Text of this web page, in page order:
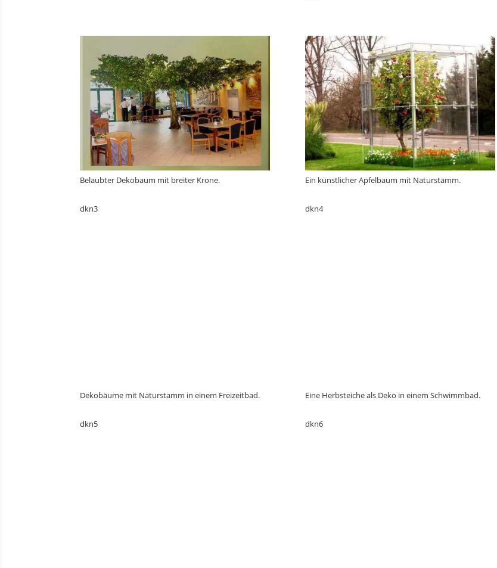
Belaubter Dekobaum mit breiter Krone.
dkn3
Ein künstlicher Apfelbaum mit Naturstamm.
dkn4
Dekobäume mit Naturstamm in einem Freizeitbad.
dkn5
Eine Herbsteiche als Deko in einem Schwimmbad.
dkn6